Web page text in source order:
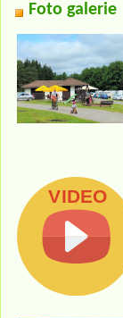
Foto galerie